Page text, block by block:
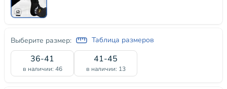
Выберите размер: Таблица размеров
36-41
в наличии: 46
41-45
в наличии: 13